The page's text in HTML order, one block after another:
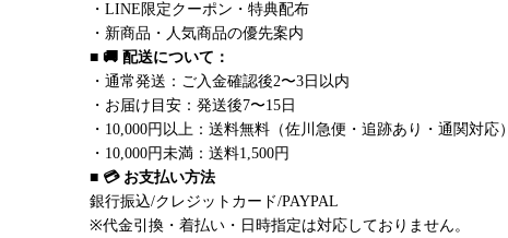
・LINE限定クーポン・特典配布
・新商品・人気商品の優先案内
■ 🚚 配送について：
・通常発送：ご入金確認後2〜3日以内
・お届け目安：発送後7〜15日
・10,000円以上：送料無料（佐川急便・追跡あり・通関対応）
・10,000円未満：送料1,500円
■ 💳 お支払い方法
銀行振込/クレジットカード/PAYPAL
※代金引換・着払い・日時指定は対応しておりません。